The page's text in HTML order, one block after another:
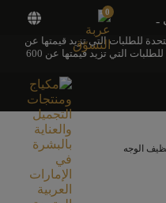
للطلبات التي تزيد قيمتها عن
250 درهمًا إماراتيًا. شحن مجاني عالميًا للطلبات التي تزيد قيمتها عن 600
الوجه
-
0